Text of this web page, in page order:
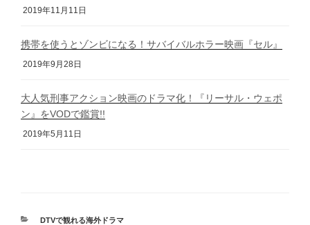
2019年11月11日
携帯を使うとゾンビになる！サバイバルホラー映画『セル』
2019年9月28日
大人気刑事アクション映画のドラマ化！『リーサル・ウェポ
ン』をVODで鑑賞!!
2019年5月11日
カ
DTVで観れる海外ドラマ